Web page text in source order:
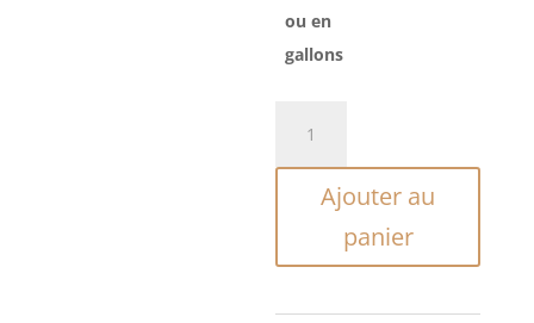
ou en
gallons
VINCA
MINORAjouter au
panier